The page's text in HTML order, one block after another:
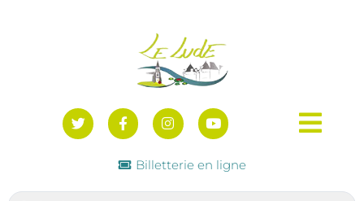
Billetterie en ligne